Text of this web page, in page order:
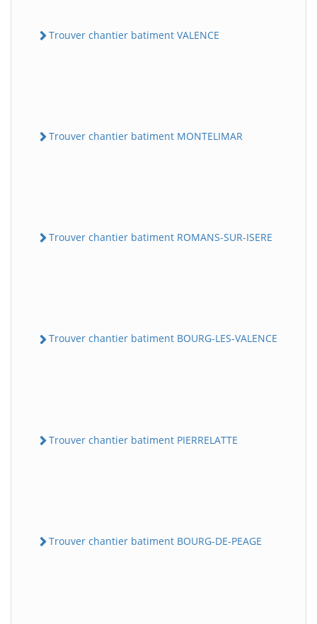
Trouver chantier batiment VALENCE
Trouver chantier batiment MONTELIMAR
Trouver chantier batiment ROMANS-SUR-ISERE
Trouver chantier batiment BOURG-LES-VALENCE
Trouver chantier batiment PIERRELATTE
Trouver chantier batiment BOURG-DE-PEAGE